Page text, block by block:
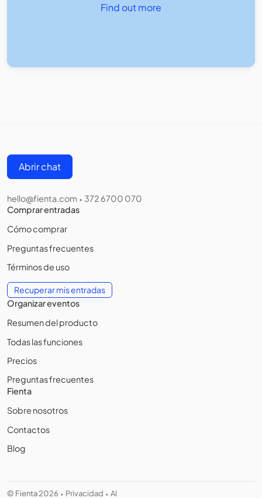
Find out more
Abrir chat
hello@fienta.com • 372 6700 070
Comprar entradas
Cómo comprar
Preguntas frecuentes
Términos de uso
Recuperar mis entradas
Organizar eventos
Resumen del producto
Todas las funciones
Precios
Preguntas frecuentes
Fienta
Sobre nosotros
Contactos
Blog
© Fienta 2026 • Privacidad • AI